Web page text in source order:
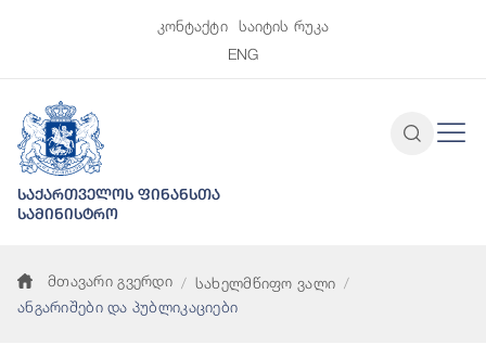
კონტაქტი
საიტის რუკა
ENG
საქართველოს ფინანსთა
სამინისტრო
მთავარი გვერდი
სახელმწიფო ვალი
ანგარიშები და პუბლიკაციები